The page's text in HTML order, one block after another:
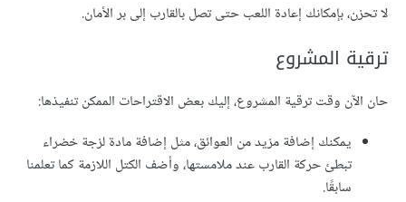
بإمكانك إعادة اللعب حتى تصل بالقارب إلى بر الأمان.
المشروع
وقت ترقية المشروع، إليك بعض الاقتراحات الممكن تنفيذها:
يمكنك إضافة مزيد من العوائق، مثل إضافة مادة لزجة خضراء
تبطئ حركة القارب عند ملامستها، وأضف الكتل اللازمة كما تعلمنا